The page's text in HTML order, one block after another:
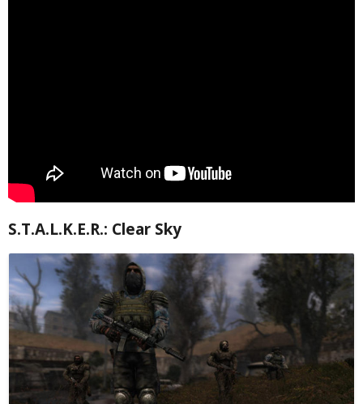
S.T.A.L.K.E.R.: Clear Sky